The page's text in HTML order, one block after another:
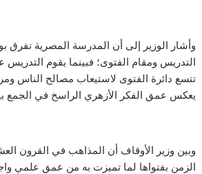
وأشار الوزير إلى أن المدرسة المصرية تفرق
التدريس ومقام الفتوى؛ فبينما يقوم التدريس
تتسع دائرة الفتوى لاستيعاب مصالح الناس
يعكس عمق الفكر الأزهري الراسخ في الجمع
وبين وزير الأوقاف أن المذاهب في القرون
الزمن بفتواها لما تميزت به من عمق علمي